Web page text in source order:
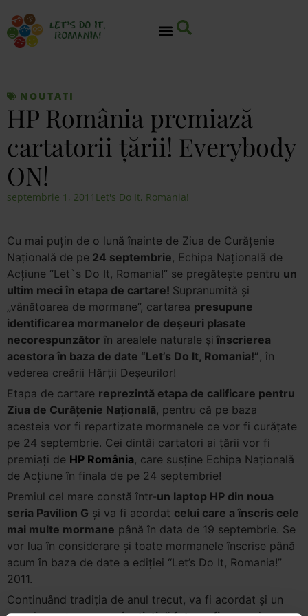
NOUTATI
HP România premiază
cartatorii țării! Everybody
ON!
septembrie 1, 2011 Let's Do It, Romania!
Cu mai puțin de o lună înainte de Ziua de Curățenie
Națională de pe 24 septembrie, Echipa Națională de
Acțiune “Let`s Do It, Romania!” se pregătește pentru un
ultim meci în etapa de cartare! Supranumită și
„vânătoarea de mormane”, cartarea presupune
identificarea mormanelor de deșeuri plasate
necorespunzător în arealele naturale și înscrierea
acestora în baza de date “Let’s Do It, Romania!”, în
vederea creării Hărții Deșeurilor!
Etapa de cartare reprezintă etapa de calificare pentru
Ziua de Curățenie Națională, pentru că pe baza
acesteia vor fi repartizate mormanele ce vor fi curățate
pe 24 septembrie. Cei dintâi cartatori ai țării vor fi
premiați de HP România, care susține Echipa Națională
de Acțiune în finala de pe 24 septembrie!
Premiul cel mare constă într-un laptop HP din noua
seria Pavilion G și va fi acordat celui care a înscris cele
mai multe mormane până în data de 19 septembrie. Se
vor lua în considerare și toate mormanele înscrise până
acum în baza de date a ediției “Let’s Do It, Romania!”
2011.
Continuând tradiția de anul trecut, va fi acordat și un